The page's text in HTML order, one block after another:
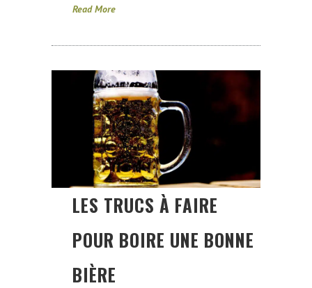
Read More
LES TRUCS À FAIRE
POUR BOIRE UNE BONNE
BIÈRE